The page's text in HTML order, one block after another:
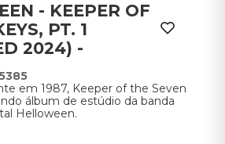
- KEEPER OF
PT. 1
2024) -
em 1987, Keeper of the Seven
Helloween.